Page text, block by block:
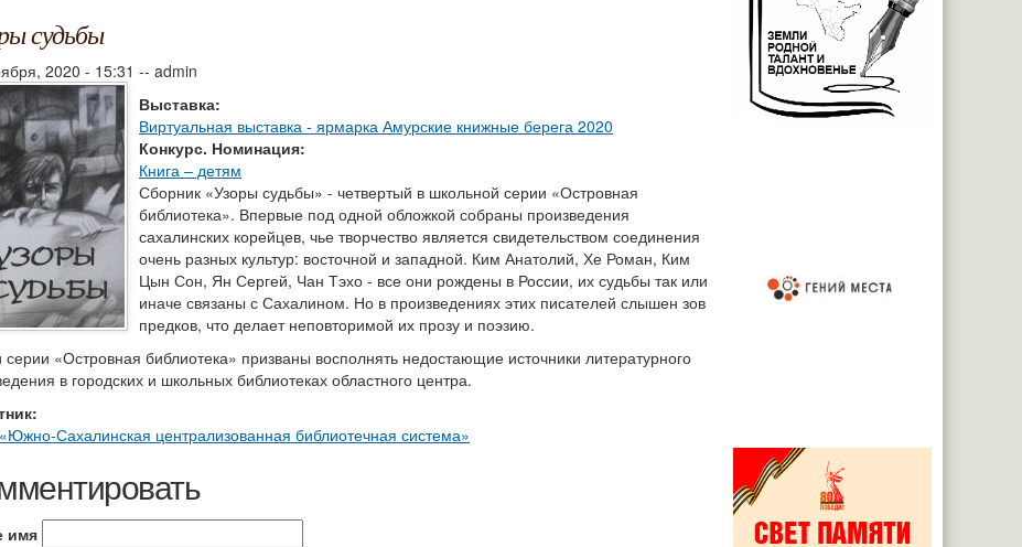
судьбы
2020 - 15:31 -- admin
Выставка:
Виртуальная выставка - ярмарка Амурские книжные берега 2020
Конкурс. Номинация:
Книга – детям
Сборник «Узоры судьбы» - четвертый в школьной серии «Островная
библиотека». Впервые под одной обложкой собраны произведения
сахалинских корейцев, чье творчество является свидетельством соединения
очень разных культур: восточной и западной. Ким Анатолий, Хе Роман, Ким
Цын Сон, Ян Сергей, Чан Тэхо - все они рождены в России, их судьбы так или
иначе связаны с Сахалином. Но в произведениях этих писателей слышен зов
предков, что делает неповторимой их прозу и поэзию.
серии «Островная библиотека» призваны восполнять недостающие источники литературного
в городских и школьных библиотеках областного центра.
Сахалинская централизованная библиотечная система»
имя